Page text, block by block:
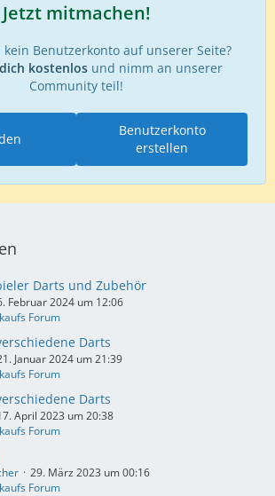
Jetzt mitmachen!
kein Benutzerkonto auf unserer Seite?
kostenlos und nimm an unserer
Community teil!
Benutzerkonto
erstellen
Darts und Zubehör
Februar 2024 um 12:06
Forum
Darts
Januar 2024 um 21:39
Forum
Darts
April 2023 um 20:38
Forum
29. März 2023 um 00:16
Forum